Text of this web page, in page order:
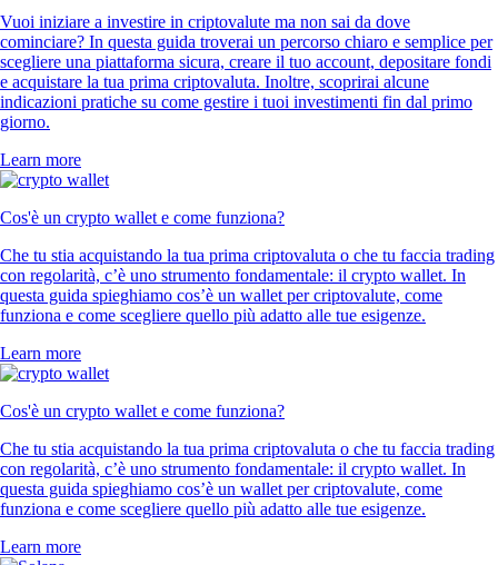
Vuoi iniziare a investire in criptovalute ma non sai da dove
cominciare? In questa guida troverai un percorso chiaro e semplice per
scegliere una piattaforma sicura, creare il tuo account, depositare fondi
e acquistare la tua prima criptovaluta. Inoltre, scoprirai alcune
indicazioni pratiche su come gestire i tuoi investimenti fin dal primo
giorno.
Learn more
Cos'è un crypto wallet e come funziona?
Che tu stia acquistando la tua prima criptovaluta o che tu faccia trading
con regolarità, c’è uno strumento fondamentale: il crypto wallet. In
questa guida spieghiamo cos’è un wallet per criptovalute, come
funziona e come scegliere quello più adatto alle tue esigenze.
Learn more
Cos'è un crypto wallet e come funziona?
Che tu stia acquistando la tua prima criptovaluta o che tu faccia trading
con regolarità, c’è uno strumento fondamentale: il crypto wallet. In
questa guida spieghiamo cos’è un wallet per criptovalute, come
funziona e come scegliere quello più adatto alle tue esigenze.
Learn more